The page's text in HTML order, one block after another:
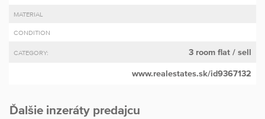
MATERIAL
CONDITION
CATEGORY: 3 room flat / sell
www.realestates.sk/id9367132
Ďalšie inzeráty predajcu